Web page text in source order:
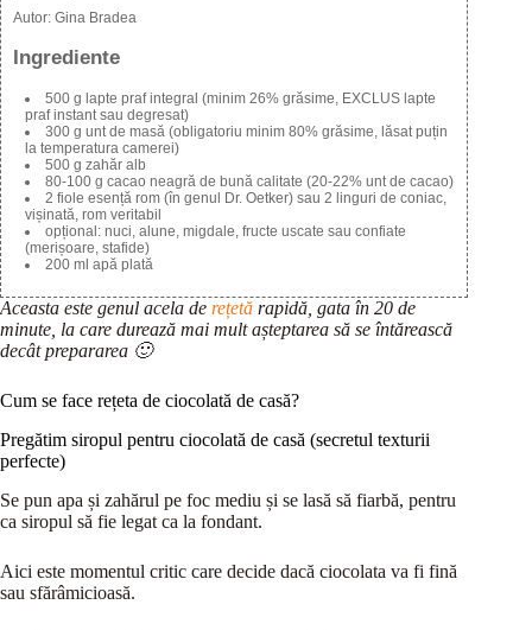
Autor: Gina Bradea
Ingrediente
500 g lapte praf integral (minim 26% grăsime, EXCLUS lapte
praf instant sau degresat)
300 g unt de masă (obligatoriu minim 80% grăsime, lăsat puțin
la temperatura camerei)
500 g zahăr alb
80-100 g cacao neagră de bună calitate (20-22% unt de cacao)
2 fiole esență rom (în genul Dr. Oetker) sau 2 linguri de coniac,
vișinată, rom veritabil
opțional: nuci, alune, migdale, fructe uscate sau confiate
(merișoare, stafide)
200 ml apă plată
Aceasta este genul acela de rețetă rapidă, gata în 20 de
minute, la care durează mai mult așteptarea să se întărească
decât prepararea 🙂
Cum se face rețeta de ciocolată de casă?
Pregătim siropul pentru ciocolată de casă (secretul texturii
perfecte)
Se pun apa și zahărul pe foc mediu și se lasă să fiarbă, pentru
ca siropul să fie legat ca la fondant.
Aici este momentul critic care decide dacă ciocolata va fi fină
sau sfărâmicioasă.